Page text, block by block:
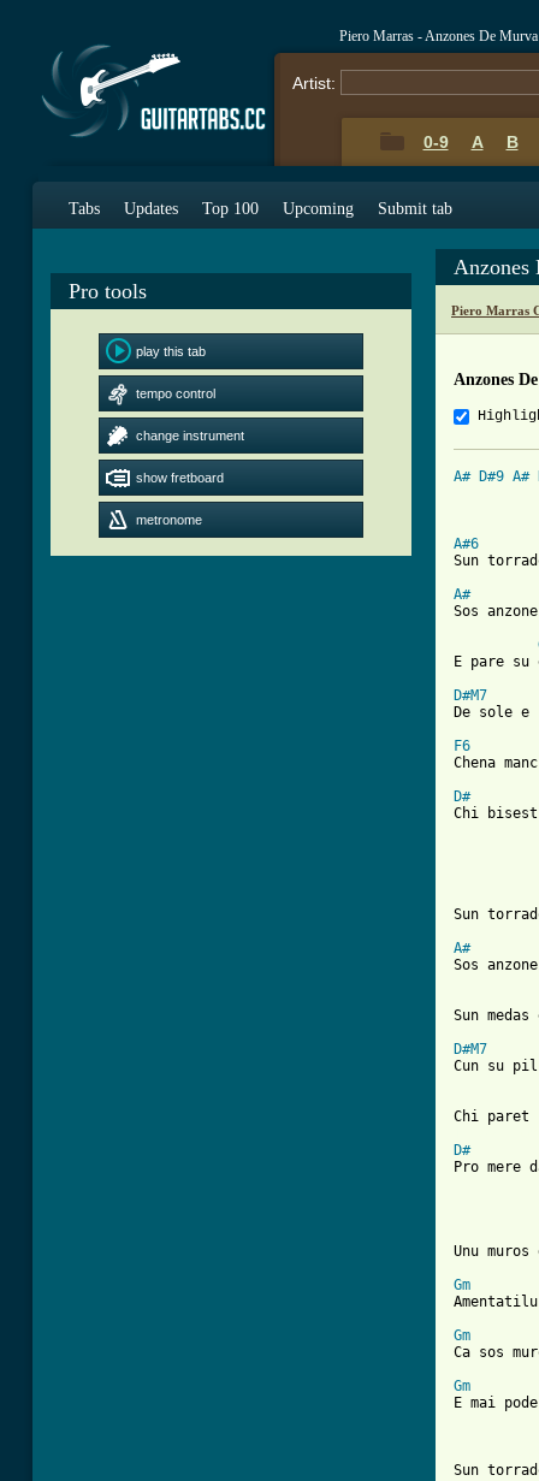
Piero Marras - Anzones De
Artist:
0-9 A B
Tabs Updates Top 100 Upcoming Submit tab
Pro tools
play this tab
tempo control
change instrument
show fretboard
metronome
Anzones
Piero Marras
Anzones
A# D#9 A#
A#6
Sun
A#
Sos
E pare su
D#M7
De sole e
F6
Chena
D#
Chi
Sun
A#
Sos
Sun
D#M7
Cun su
D#
Pro mere
Unu
Gm
Gm
Ca sos
Gm
E mai
Sun